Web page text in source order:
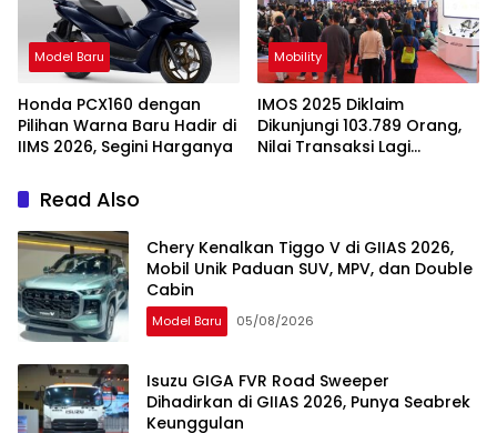
Model Baru
Honda PCX160 dengan
Pilihan Warna Baru Hadir di
IIMS 2026, Segini Harganya
Mobility
IMOS 2025 Diklaim
Dikunjungi 103.789 Orang,
Nilai Transaksi Lagi
Read Also
Chery Kenalkan Tiggo V di GIIAS 2026,
Mobil Unik Paduan SUV, MPV, dan Double
Cabin
Model Baru 05/08/2026
Isuzu GIGA FVR Road Sweeper
Dihadirkan di GIIAS 2026, Punya Seabrek
Keunggulan